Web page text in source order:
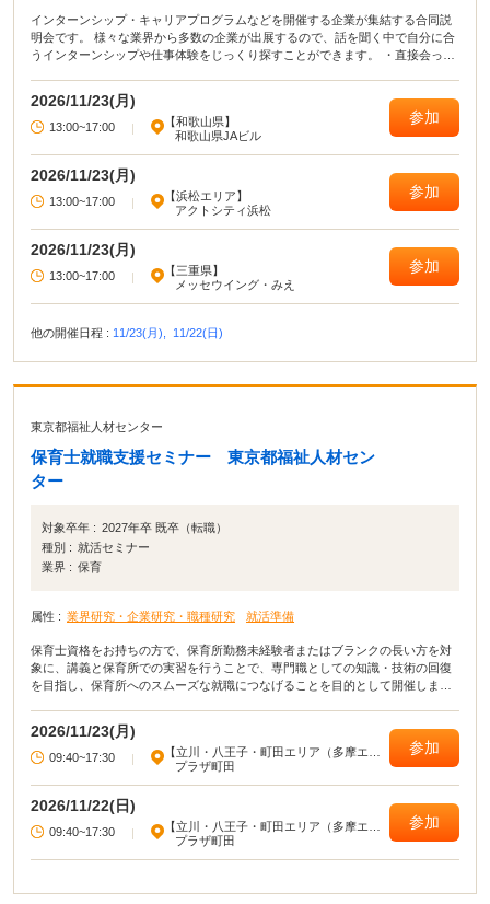
インターンシップ・キャリアプログラムなどを開催する企業が集結する合同説
明会です。 様々な業界から多数の企業が出展するので、話を聞く中で自分に合
うインターンシップや仕事体験をじっくり探すことができます。 ・直接会って
2026/11/23(月)
13:00~17:00
【和歌山県】
和歌山県JAビル
参加
2026/11/23(月)
13:00~17:00
【浜松エリア】
アクトシティ浜松
参加
2026/11/23(月)
13:00~17:00
【三重県】
メッセウイング・みえ
参加
他の開催日程 : 11/23(月), 11/22(日)
東京都福祉人材センター
保育士就職支援セミナー 東京都福祉人材セン
ター
対象卒年 : 2027年卒 既卒（転職）
種別 : 就活セミナー
業界 : 保育
属性 : 業界研究・企業研究・職種研究 就活準備
保育士資格をお持ちの方で、保育所勤務未経験者またはブランクの長い方を対
象に、講義と保育所での実習を行うことで、専門職としての知識・技術の回復
を目指し、保育所へのスムーズな就職につなげることを目的として開催しま
2026/11/23(月)
09:40~17:30
【立川・八王子・町田エリア（多摩エリ
ア）】
プラザ町田
参加
2026/11/22(日)
09:40~17:30
【立川・八王子・町田エリア（多摩エリ
ア）】
プラザ町田
参加